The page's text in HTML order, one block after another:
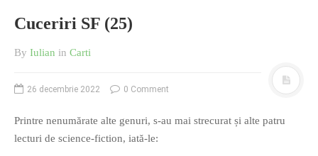
Cuceriri SF (25)
By Iulian in Carti
26 decembrie 2022 0 Comment
Printre nenumărate alte genuri, s-au mai strecurat și alte patru
lecturi de science-fiction, iată-le: